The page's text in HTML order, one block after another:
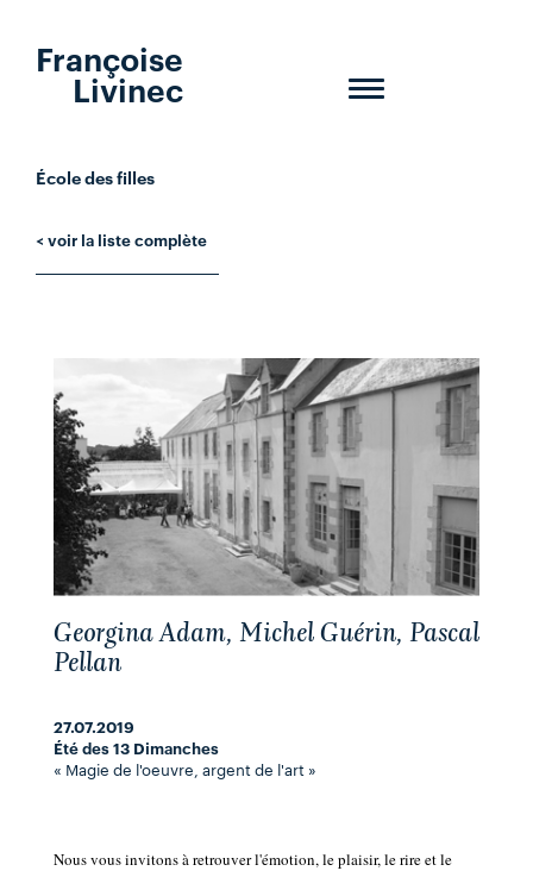
Toggle
Françoise
Livinec
École des filles
< voir la liste complète
Georgina Adam, Michel Guérin, Pascal
Pellan
27.07.2019
Été des 13 Dimanches
« Magie de l'oeuvre, argent de l'art »
Nous vous invitons à retrouver l'émotion, le plaisir, le rire et le